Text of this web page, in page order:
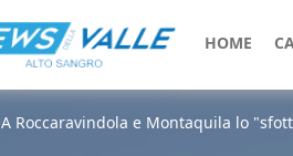
HOME
A Roccaravindola e Montaquila lo